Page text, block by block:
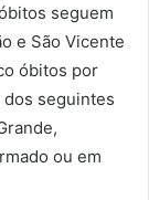
seguem
e São Vicente
óbitos por
seguintes
ou em